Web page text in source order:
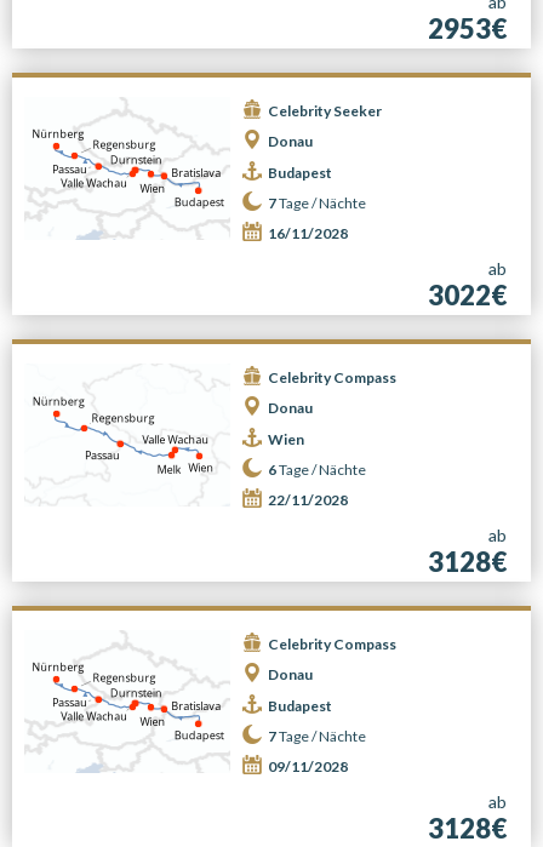
2953€
Celebrity Seeker
Donau
Budapest
7Tage /Nächte
16/11/2028
ab
3022€
Celebrity Compass
Donau
Wien
6Tage /Nächte
22/11/2028
ab
3128€
Celebrity Compass
Donau
Budapest
7Tage /Nächte
09/11/2028
ab
3128€